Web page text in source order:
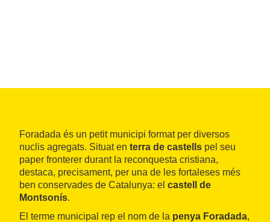
Foradada és un petit municipi format per diversos
nuclis agregats. Situat en terra de castells pel seu
paper fronterer durant la reconquesta cristiana,
destaca, precisament, per una de les fortaleses més
ben conservades de Catalunya: el castell de
Montsonís.
El terme municipal rep el nom de la penya Foradada,